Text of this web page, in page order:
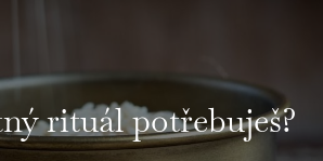
rituál potřebuješ?